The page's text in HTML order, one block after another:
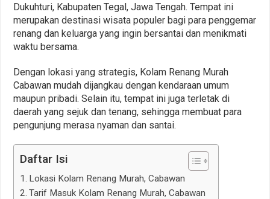
Dukuhturi, Kabupaten Tegal, Jawa Tengah. Tempat ini
merupakan destinasi wisata populer bagi para penggemar
renang dan keluarga yang ingin bersantai dan menikmati
waktu bersama.
Dengan lokasi yang strategis, Kolam Renang Murah
Cabawan mudah dijangkau dengan kendaraan umum
maupun pribadi. Selain itu, tempat ini juga terletak di
daerah yang sejuk dan tenang, sehingga membuat para
pengunjung merasa nyaman dan santai.
Daftar Isi
Lokasi Kolam Renang Murah, Cabawan
Tarif Masuk Kolam Renang Murah, Cabawan